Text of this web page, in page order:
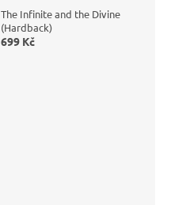
The Infinite and the Divine
(Hardback)
699 Kč